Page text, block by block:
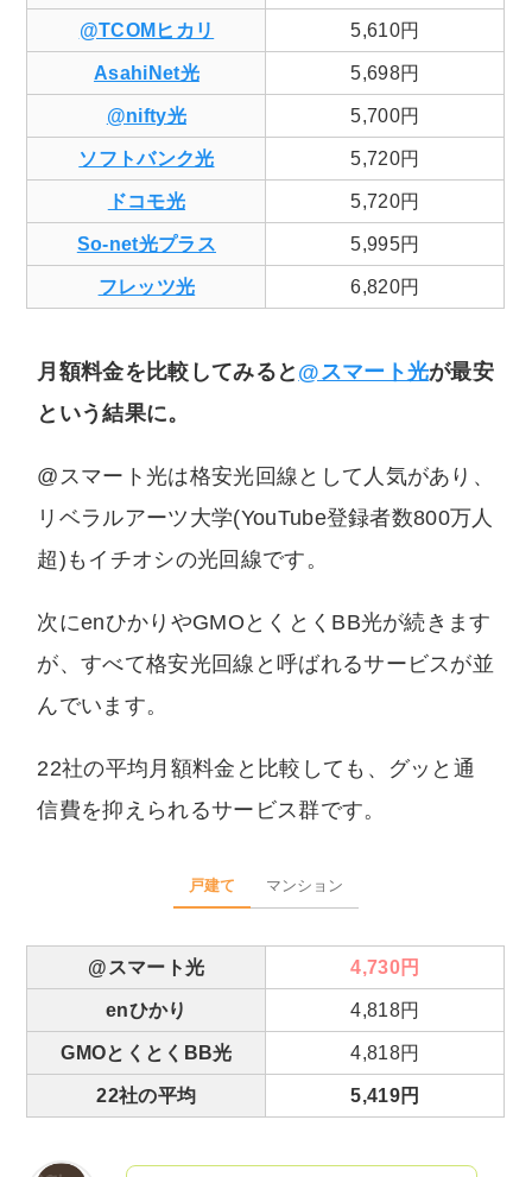
@TCOMヒカリ
5,610円
AsahiNet光
5,698円
@nifty光
5,700円
ソフトバンク光
5,720円
ドコモ光
5,720円
So-net光プラス
5,995円
フレッツ光
6,820円
月額料金を比較してみると @スマート光が最安
という結果に。
@スマート光は格安光回線として人気があり、
リベラルアーツ大学(YouTube登録者数800万人
超)もイチオシの光回線です。
次にenひかりやGMOとくとくBB光が続きます
が、すべて格安光回線と呼ばれるサービスが並
んでいます。
22社の平均月額料金と比較しても、グッと通
信費を抑えられるサービス群です。
戸建て マンション
@スマート光
4,730円
enひかり
4,818円
GMOとくとくBB光
4,818円
22社の平均
5,419円